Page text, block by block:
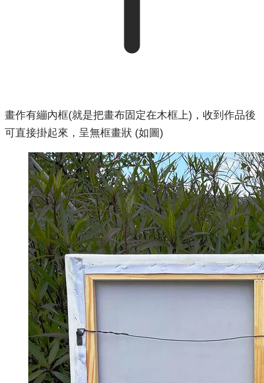
畫作有繃內框(就是把畫布固定在木框上)，收到作品後
可直接掛起來，呈無框畫狀 (如圖)